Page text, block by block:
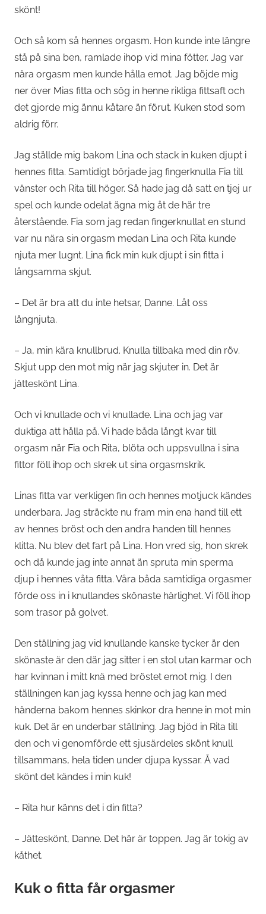
skönt!
Och så kom så hennes orgasm. Hon kunde inte längre
stå på sina ben, ramlade ihop vid mina fötter. Jag var
nära orgasm men kunde hålla emot. Jag böjde mig
ner över Mias fitta och sög in henne rikliga fittsaft och
det gjorde mig ännu kåtare än förut. Kuken stod som
aldrig förr.
Jag ställde mig bakom Lina och stack in kuken djupt i
hennes fitta. Samtidigt började jag fingerknulla Fia till
vänster och Rita till höger. Så hade jag då satt en tjej ur
spel och kunde odelat ägna mig åt de här tre
återstående. Fia som jag redan fingerknullat en stund
var nu nära sin orgasm medan Lina och Rita kunde
njuta mer lugnt. Lina fick min kuk djupt i sin fitta i
långsamma skjut.
– Det är bra att du inte hetsar, Danne. Låt oss
långnjuta.
– Ja, min kära knullbrud. Knulla tillbaka med din röv.
Skjut upp den mot mig när jag skjuter in. Det är
jätteskönt Lina.
Och vi knullade och vi knullade. Lina och jag var
duktiga att hålla på. Vi hade båda långt kvar till
orgasm när Fia och Rita, blöta och uppsvullna i sina
fittor föll ihop och skrek ut sina orgasmskrik.
Linas fitta var verkligen fin och hennes motjuck kändes
underbara. Jag sträckte nu fram min ena hand till ett
av hennes bröst och den andra handen till hennes
klitta. Nu blev det fart på Lina. Hon vred sig, hon skrek
och då kunde jag inte annat än spruta min sperma
djup i hennes våta fitta. Våra båda samtidiga orgasmer
förde oss in i knullandes skönaste härlighet. Vi föll ihop
som trasor på golvet.
Den ställning jag vid knullande kanske tycker är den
skönaste är den där jag sitter i en stol utan karmar och
har kvinnan i mitt knä med bröstet emot mig. I den
ställningen kan jag kyssa henne och jag kan med
händerna bakom hennes skinkor dra henne in mot min
kuk. Det är en underbar ställning. Jag bjöd in Rita till
den och vi genomförde ett sjusärdeles skönt knull
tillsammans, hela tiden under djupa kyssar. Å vad
skönt det kändes i min kuk!
– Rita hur känns det i din fitta?
– Jätteskönt, Danne. Det här är toppen. Jag är tokig av
kåthet.
Kuk o fitta får orgasmer